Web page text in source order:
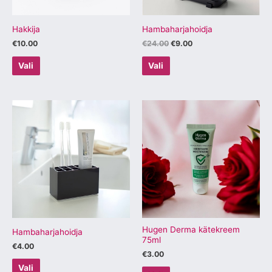
Hakkija
€10.00
Vali
tootelehel.
Hambaharjahoidja
€24.00 €9.00
Vali
tootelehel.
Hambaharjahoidja
€4.00
Vali
tootel
mitu
varianti.
saab
tootelehel.
Hugen Derma kätekreem
75ml
€3.00
tootel
varianti.
Valikuid
saab
tootelehel.